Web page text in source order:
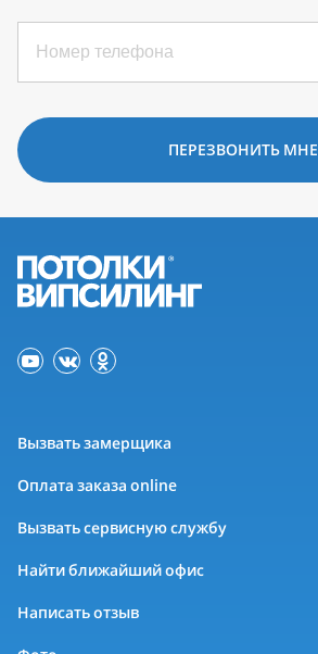
ПЕРЕЗВОНИТЬ МНЕ
Вызвать замерщика
Оплата заказа online
Вызвать сервисную службу
Найти ближайший офис
Написать отзыв